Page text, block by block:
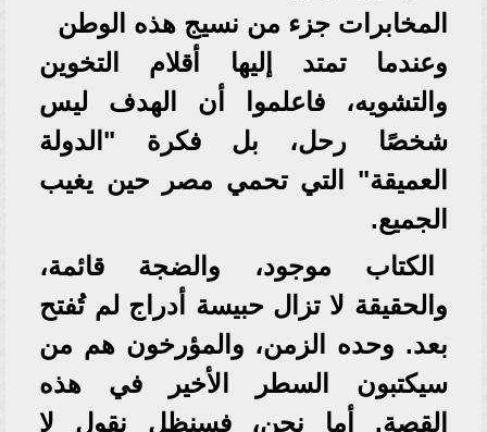
المخابرات جزء من نسيج هذه الوطن
وعندما تمتد إليها أقلام التخوين
والتشويه، فاعلموا أن الهدف ليس
شخصًا رحل، بل فكرة "الدولة
العميقة" التي تحمي مصر حين يغيب
الجميع.
الكتاب موجود، والضجة قائمة،
والحقيقة لا تزال حبيسة أدراج لم تُفتح
بعد. وحده الزمن، والمؤرخون هم من
سيكتبون السطر الأخير في هذه
القصة. أما نحن، فسنظل نقول لا